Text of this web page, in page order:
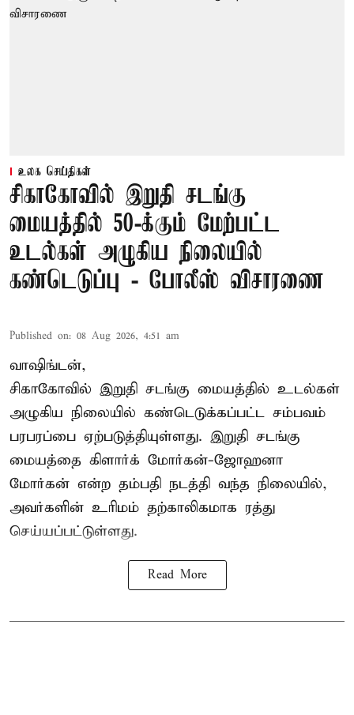
உலக செய்திகள்
சிகாகோவில் இறுதி சடங்கு
மையத்தில் 50-க்கும் மேற்பட்ட
உடல்கள் அழுகிய நிலையில்
கண்டெடுப்பு - போலீஸ் விசாரணை
Published on: 08 Aug 2026, 4:51 am
வாஷிங்டன்,
சிகாகோவில் இறுதி சடங்கு மையத்தில் உடல்கள்
அழுகிய நிலையில் கண்டெடுக்கப்பட்ட சம்பவம்
பரபரப்பை ஏற்படுத்தியுள்ளது. இறுதி சடங்கு
மையத்தை கிளார்க் மோர்கன்-ஜோஹனா
மோர்கன் என்ற தம்பதி நடத்தி வந்த நிலையில்,
அவர்களின் உரிமம் தற்காலிகமாக ரத்து
செய்யப்பட்டுள்ளது.
Read More